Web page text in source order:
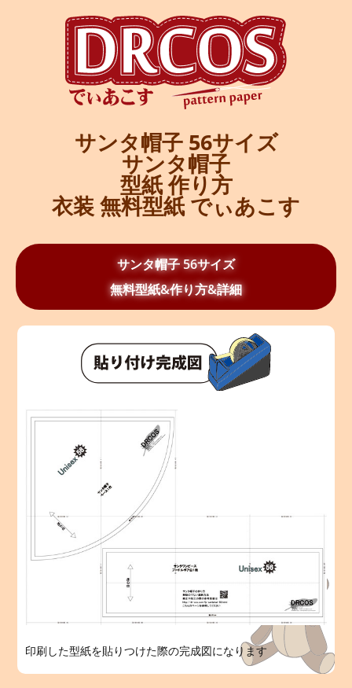
サンタ帽子 56サイズ
サンタ帽子
型紙 作り方
衣装 無料型紙 でぃあこす
サンタ帽子 56サイズ
無料型紙&作り方&詳細
印刷した型紙を貼りつけた際の完成図になります